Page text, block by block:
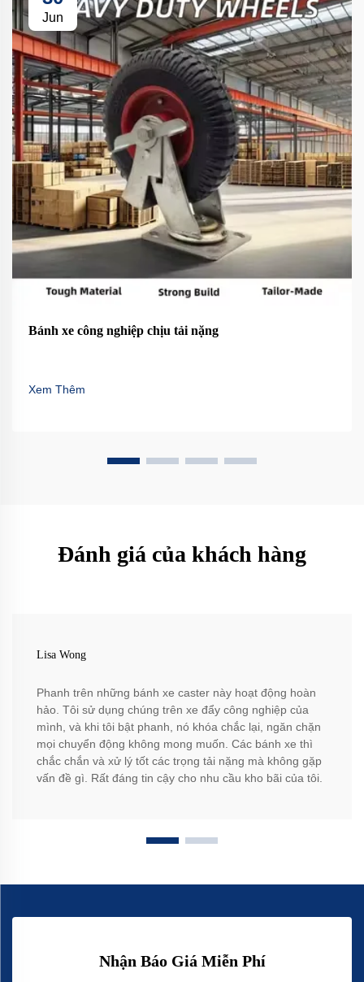
Jun
Bánh xe công nghiệp chịu tải nặng
Xem Thêm
Đánh giá của khách hàng
Lisa Wong
Phanh trên những bánh xe caster này hoạt động hoàn
hảo. Tôi sử dụng chúng trên xe đẩy công nghiệp của
mình, và khi tôi bật phanh, nó khóa chắc lại, ngăn chặn
mọi chuyển động không mong muốn. Các bánh xe thì
chắc chắn và xử lý tốt các trọng tải nặng mà không gặp
vấn đề gì. Rất đáng tin cậy cho nhu cầu kho bãi của tôi.
Nhận Báo Giá Miễn Phí